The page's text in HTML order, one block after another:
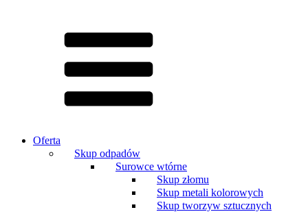
Oferta
Skup odpadów
Surowce wtórne
Skup złomu
Skup metali kolorowych
Skup tworzyw sztucznych